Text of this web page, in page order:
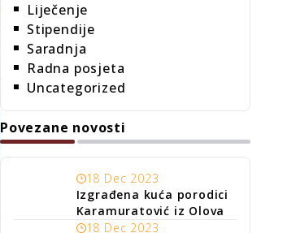
Liječenje
Stipendije
Saradnja
Radna posjeta
Uncategorized
Povezane novosti
18 Dec 2023
Izgrađena kuća porodici
Karamuratović iz Olova
18 Dec 2023